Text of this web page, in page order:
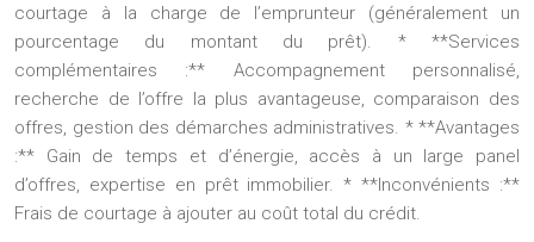
courtage à la charge de l’emprunteur (généralement un
pourcentage du montant du prêt). * **Services
complémentaires :** Accompagnement personnalisé,
recherche de l’offre la plus avantageuse, comparaison des
offres, gestion des démarches administratives. * **Avantages
:** Gain de temps et d’énergie, accès à un large panel
d’offres, expertise en prêt immobilier. * **Inconvénients :**
Frais de courtage à ajouter au coût total du crédit.